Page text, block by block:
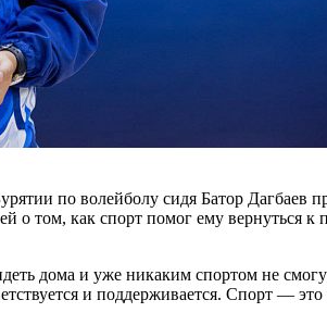
по волейболу сидя Батор Дагбаев
о том, как спорт помог ему
дома и уже никаким спортом не
и поддерживается. Спорт — это